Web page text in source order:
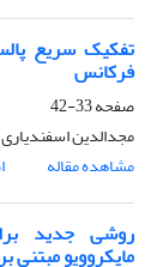
تفکیک سریع
فرکانس
صفحه33-42
مجدالدین
مشاهده مقاله
روشی جدید
مایکروویو مبتنی